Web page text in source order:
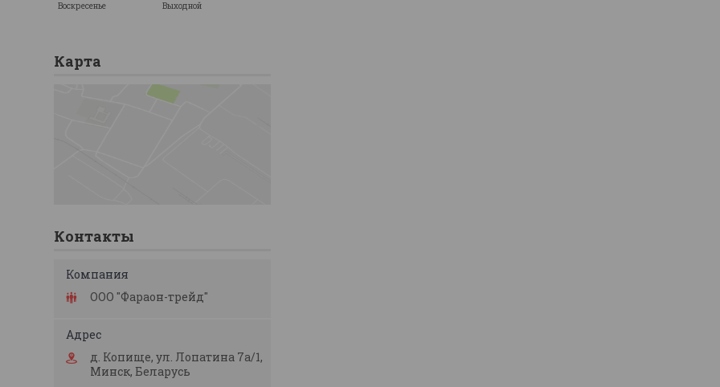
Воскресенье
Выходной
Карта
Контакты
ООО "Фараон-трейд"
д. Копище, ул. Лопатина 7а/1,
Минск, Беларусь